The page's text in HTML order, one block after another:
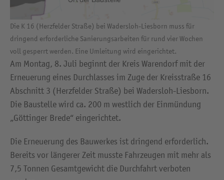
Die K 16 (Herzfelder Straße) bei Wadersloh-Liesborn muss für
dringend erforderliche Sanierungsarbeiten für rund vier Wochen
voll gesperrt werden. Eine Umleitung wird eingerichtet.
Am Montag, 8. Juli beginnt der Kreis Warendorf mit der
Erneuerung eines Durchlasses im Zuge der Kreisstraße 16
Abschnitt 3 (Herzfelder Straße) bei Wadersloh-Liesborn.
Die Baustelle wird ca. 200 m westlich der Einmündung
„Göttinger Brede“ eingerichtet.
Die Erneuerung des Bauwerkes ist dringend erforderlich.
Bereits vor längerer Zeit musste Fahrzeugen mit mehr als
7,5 Tonnen Gesamtgewicht die Durchfahrt verboten